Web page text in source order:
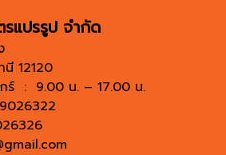
แปรรูป จำกัด
12120
กร์ : 9.00 น. – 17.00 น.